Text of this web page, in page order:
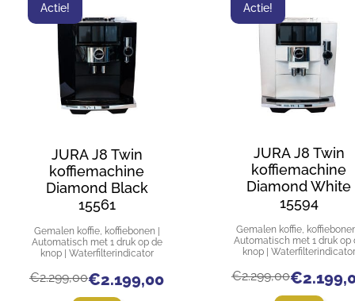
Actie!
JURA J8 Twin
koffiemachine
Diamond Black
15561
Gemalen koffie, koffiebonen |
Automatisch met 1 druk op de
knop | Waterfilterindicator
€2.299,00€2.199,00
Actie!
JURA J8 Twin
koffiemachine
Diamond White
15594
Gemalen koffie,
Automatisch met 1 druk op
knop | Waterfilterindicator
€2.299,00€